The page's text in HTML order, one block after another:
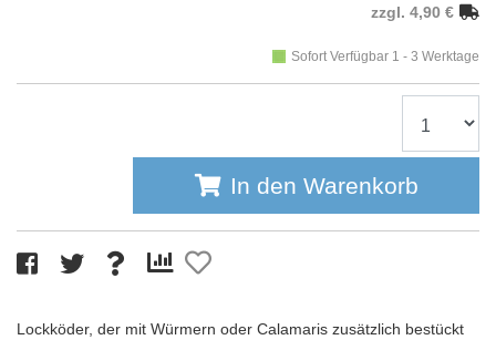
zzgl. 4,90 €
Sofort Verfügbar 1 - 3 Werktage
In den Warenkorb
Lockköder, der mit Würmern oder Calamaris zusätzlich bestückt